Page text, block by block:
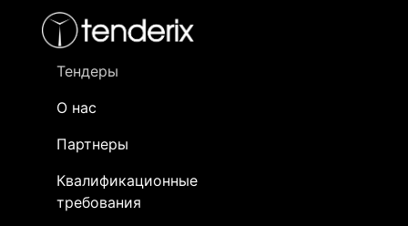
Тендеры
О нас
Партнеры
Квалификационные
требования
- активный лот
- сохраненный лот (не опубликован)
Закупка: Лист и
уголок[Завершен]
Лот №: